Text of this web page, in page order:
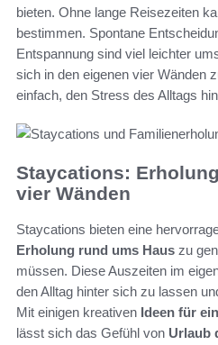
bieten. Ohne lange Reisezeiten
bestimmen. Spontane
Entspannung sind viel leichter
sich in den eigenen vier Wänden
einfach, den Stress des Alltags
Staycations:
vier Wänden
Staycations bieten eine
Erholung rund ums Haus zu
müssen. Diese Auszeiten im
den Alltag hinter sich zu lassen
Mit einigen kreativen Ideen für
lässt sich das Gefühl von Urlaub